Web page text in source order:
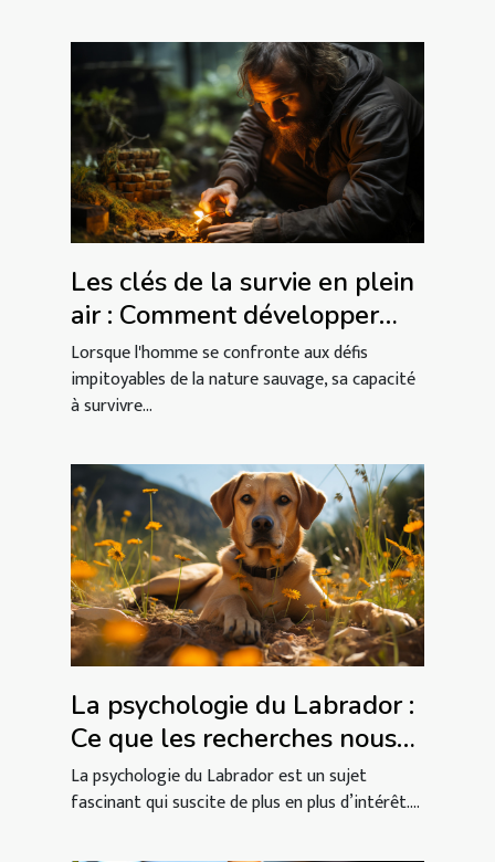
Les clés de la survie en plein
air : Comment développer
vos compétences en nature
sauvage ?
Lorsque l'homme se confronte aux défis
impitoyables de la nature sauvage, sa capacité
à survivre...
La psychologie du Labrador :
Ce que les recherches nous
disent
La psychologie du Labrador est un sujet
fascinant qui suscite de plus en plus d’intérêt....